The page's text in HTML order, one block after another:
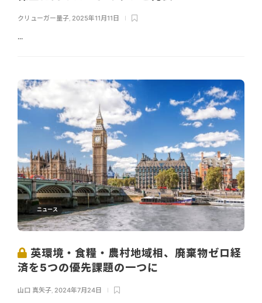
クリューガー量子 2025年11月11日
...
ニュース
英環境・食糧・農村地域相、廃棄物ゼロ経
済を5つの優先課題の一つに
山口 真矢子 2024年7月24日